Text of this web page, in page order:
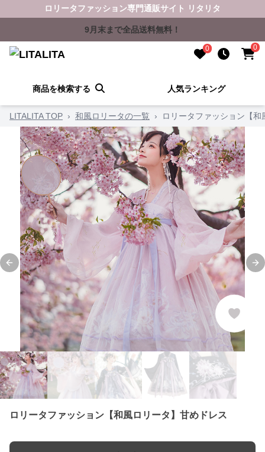
ロリータファッション専門通販サイト リタリタ
9月末まで全品送料無料！
0 0
商品を検索する 人気ランキング
LITALITA TOP › 和風ロリータの一覧 › ロリータファッション【
Previous slide
ロリータファッション【和風ロリータ】甘めドレス